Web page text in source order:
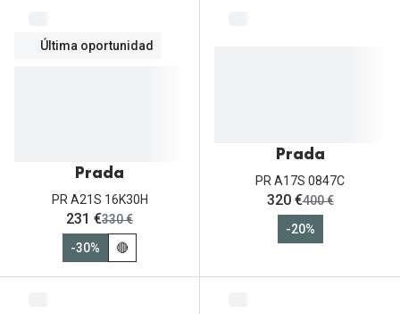
Última oportunidad
Prada
PR A21S 16K30H
ahora:
231 €antes:
330 €
-30%
🔴
Prada
PR A17S 0847C
ahora:
320 €antes:
400 €
-20%